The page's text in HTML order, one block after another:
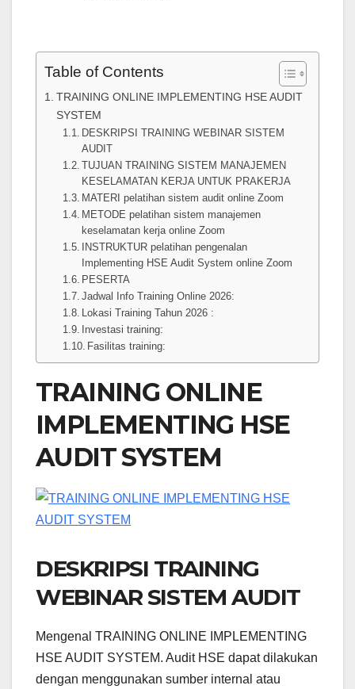
Table of Contents
TRAINING ONLINE IMPLEMENTING HSE AUDIT
SYSTEM
DESKRIPSI TRAINING WEBINAR SISTEM
AUDIT
TUJUAN TRAINING SISTEM MANAJEMEN
KESELAMATAN KERJA UNTUK PRAKERJA
MATERI pelatihan sistem audit online Zoom
METODE pelatihan sistem manajemen
keselamatan kerja online Zoom
INSTRUKTUR pelatihan pengenalan
Implementing HSE Audit System online Zoom
PESERTA
Jadwal Info Training Online 2026:
Lokasi Training Tahun 2026 :
Investasi training:
Fasilitas training:
TRAINING ONLINE
IMPLEMENTING HSE
AUDIT SYSTEM
DESKRIPSI TRAINING
WEBINAR SISTEM AUDIT
Mengenal TRAINING ONLINE IMPLEMENTING
HSE AUDIT SYSTEM. Audit HSE dapat dilakukan
dengan menggunakan sumber internal atau